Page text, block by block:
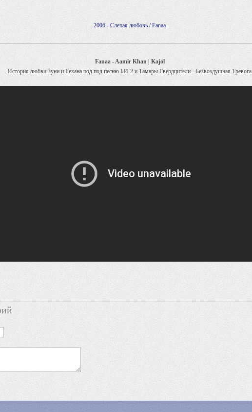
2006 - Слепая любовь / Fanaa
Fanaa - Aamir Khan | Kajol
История любви Зуни и Рехана под под песню БИ-2 и Тамары Гвердцители - Безвоздушная Тревога